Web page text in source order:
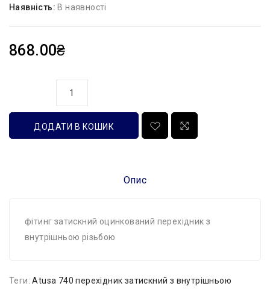
Наявність: В наявності
868.00₴
ДОДАТИ В КОШИК
Опис
фітинг затискний оцинкований перехідник з
внутрішньою різьбою
Теги:Atusa 740 перехідник затискний з внутрішньою